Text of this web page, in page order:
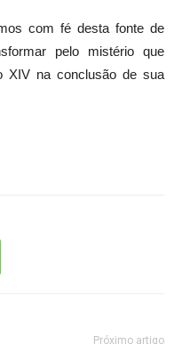
com fé desta fonte de
pelo mistério que
XIV na conclusão de sua
Próximo artigo